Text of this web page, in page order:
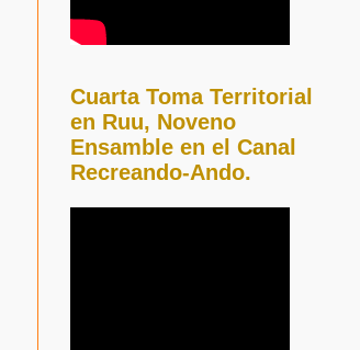
Cuarta Toma Territorial
en Ruu, Noveno
Ensamble en el Canal
Recreando-Ando.